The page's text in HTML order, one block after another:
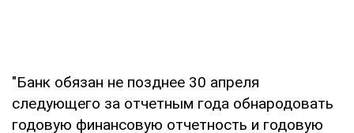
"Банк обязан не позднее 30 апреля
следующего за отчетным года обнародовать
годовую финансовую отчетность и годовую